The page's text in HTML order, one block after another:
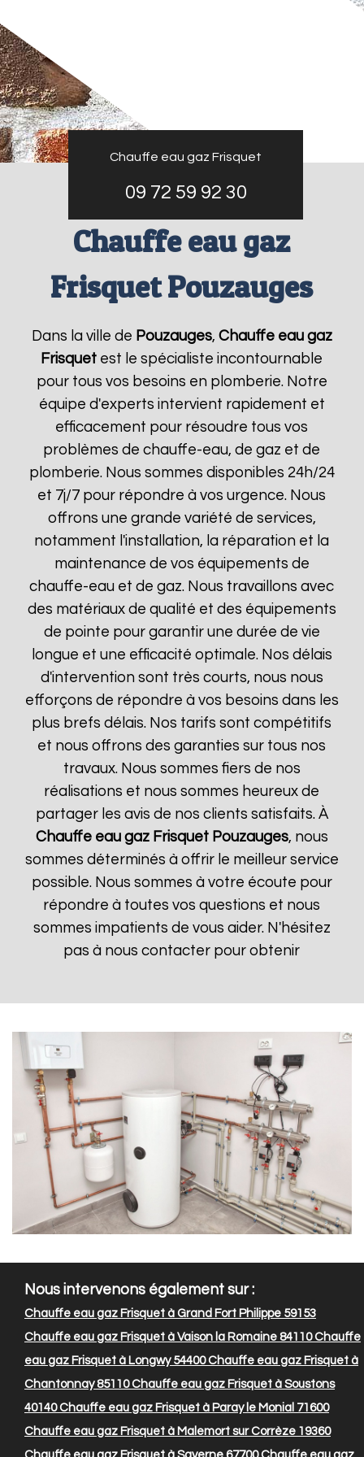
Chauffe eau gaz Frisquet
09 72 59 92 30
Chauffe eau gaz
Frisquet Pouzauges
Dans la ville de Pouzauges, Chauffe eau gaz
Frisquet est le spécialiste incontournable
pour tous vos besoins en plomberie. Notre
équipe d'experts intervient rapidement et
efficacement pour résoudre tous vos
problèmes de chauffe-eau, de gaz et de
plomberie. Nous sommes disponibles 24h/24
et 7j/7 pour répondre à vos urgence. Nous
offrons une grande variété de services,
notamment l'installation, la réparation et la
maintenance de vos équipements de
chauffe-eau et de gaz. Nous travaillons avec
des matériaux de qualité et des équipements
de pointe pour garantir une durée de vie
longue et une efficacité optimale. Nos délais
d'intervention sont très courts, nous nous
efforçons de répondre à vos besoins dans les
plus brefs délais. Nos tarifs sont compétitifs
et nous offrons des garanties sur tous nos
travaux. Nous sommes fiers de nos
réalisations et nous sommes heureux de
partager les avis de nos clients satisfaits. À
Chauffe eau gaz Frisquet Pouzauges, nous
sommes déterminés à offrir le meilleur service
possible. Nous sommes à votre écoute pour
répondre à toutes vos questions et nous
sommes impatients de vous aider. N'hésitez
pas à nous contacter pour obtenir
Nous intervenons également sur :
Chauffe eau gaz Frisquet à Grand Fort Philippe 59153
Chauffe eau gaz Frisquet à Vaison la Romaine 84110Chauffe
eau gaz Frisquet à Longwy 54400Chauffe eau gaz Frisquet à
Chantonnay 85110Chauffe eau gaz Frisquet à Soustons
40140Chauffe eau gaz Frisquet à Paray le Monial 71600
Chauffe eau gaz Frisquet à Malemort sur Corrèze 19360